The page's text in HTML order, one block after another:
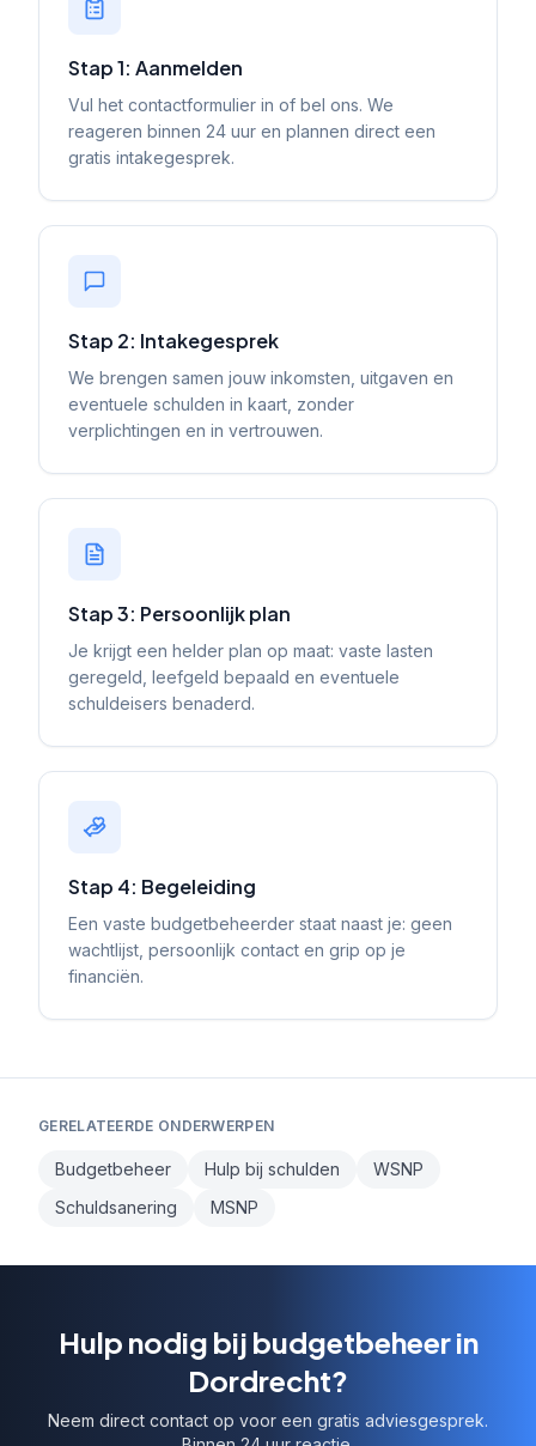
Stap 1: Aanmelden
Vul het contactformulier in of bel ons. We
reageren binnen 24 uur en plannen direct een
gratis intakegesprek.
Stap 2: Intakegesprek
We brengen samen jouw inkomsten, uitgaven en
eventuele schulden in kaart, zonder
verplichtingen en in vertrouwen.
Stap 3: Persoonlijk plan
Je krijgt een helder plan op maat: vaste lasten
geregeld, leefgeld bepaald en eventuele
schuldeisers benaderd.
Stap 4: Begeleiding
Een vaste budgetbeheerder staat naast je: geen
wachtlijst, persoonlijk contact en grip op je
financiën.
GERELATEERDE ONDERWERPEN
Budgetbeheer Hulp bij schulden
WSNP
Schuldsanering
MSNP
Hulp nodig bij budgetbeheer in
Dordrecht?
Neem direct contact op voor een gratis adviesgesprek.